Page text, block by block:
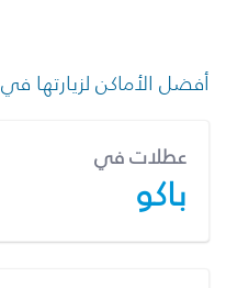
أفضل الأماكن لزيارتها في
عطلات في
باكو